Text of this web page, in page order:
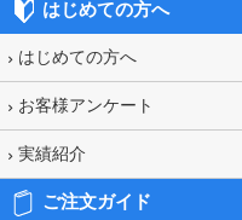
はじめての方へ
はじめての方へ
お客様アンケート
実績紹介
ご注文ガイド